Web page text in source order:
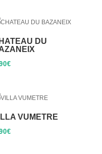
DU
€
VUMETRE
€